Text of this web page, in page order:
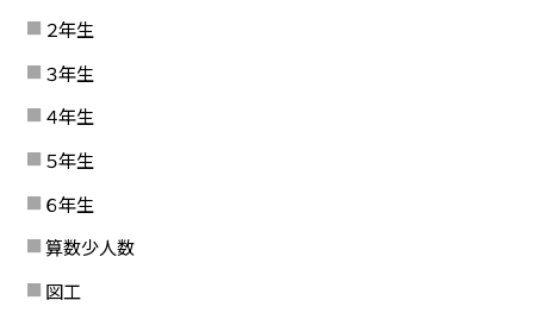
２年生
３年生
４年生
５年生
６年生
算数少人数
図工